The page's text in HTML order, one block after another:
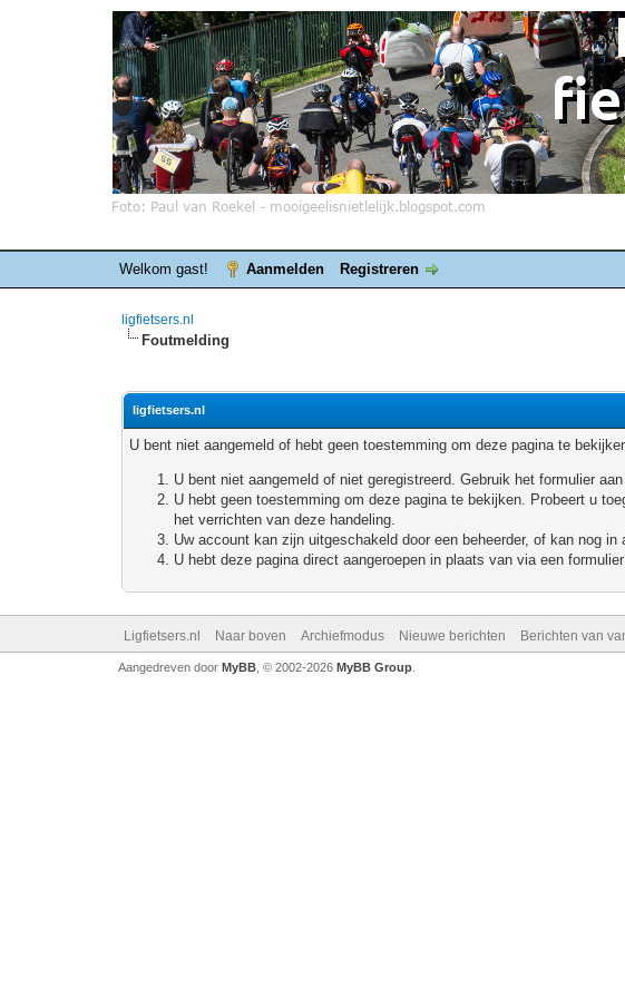
Welkom gast! Aanmelden Registreren
ligfietsers.nl
Foutmelding
ligfietsers.nl
U bent niet aangemeld of hebt geen toestemming om deze pagina te
U bent niet aangemeld of niet geregistreerd. Gebruik het formulier
U hebt geen toestemming om deze pagina te bekijken. Probeert u
het verrichten van deze handeling.
Uw account kan zijn uitgeschakeld door een beheerder, of kan nog
U hebt deze pagina direct aangeroepen in plaats van via een
Ligfietsers.nl Naar boven Archiefmodus Nieuwe berichten Berichten van
Aangedreven door MyBB, © 2002-2026 MyBB Group.